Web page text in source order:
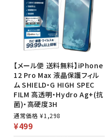
【メール便 送料無料】iPhone
12 Pro Max 液晶保護フィル
ム SHIELD・G HIGH SPEC
FILM 高透明・Hydro Ag+(抗
菌)・高硬度3H
通常価格 ¥1,298
¥499